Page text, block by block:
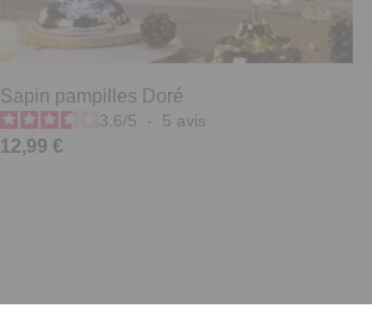
Sapin pampilles Doré
3.6/5 - 5 avis
12,99 €